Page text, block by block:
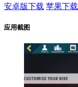
安卓版下载 苹果下载
应用截图